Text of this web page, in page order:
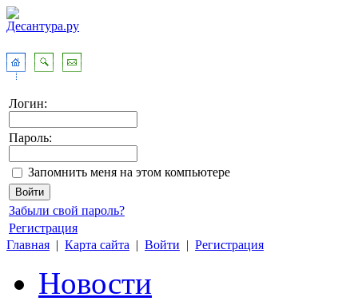
Логин:
Пароль:
Запомнить меня на этом компьютере
Забыли свой пароль?
Регистрация
Главная | Карта сайта | Войти | Регистрация
Новости